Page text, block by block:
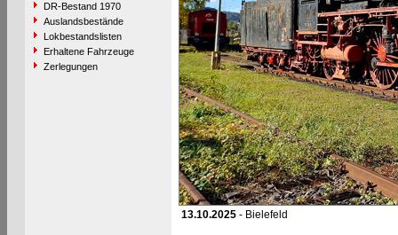
DR-Bestand 1970
Auslandsbestände
Lokbestandslisten
Erhaltene Fahrzeuge
Zerlegungen
13.10.2025- Bielefeld